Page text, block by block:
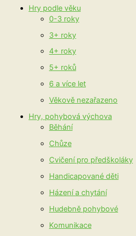
Hry podle věku
0-3 roky
3+ roky
4+ roky
5+ roků
6 a více let
Věkově nezařazeno
Hry, pohybová výchova
Běhání
Chůze
Cvičení pro předškoláky
Handicapované děti
Házení a chytání
Hudebně pohybové
Komunikace